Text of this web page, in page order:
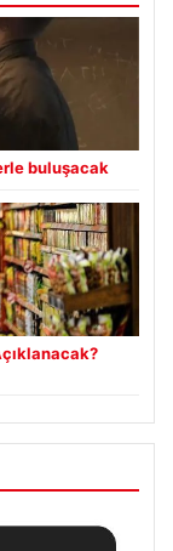
buluşacak